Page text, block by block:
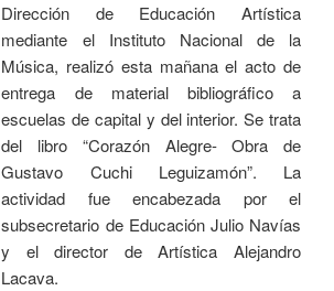
Dirección de Educación Artística
mediante el Instituto Nacional de la
Música, realizó esta mañana el acto de
entrega de material bibliográfico a
escuelas de capital y del interior. Se trata
del libro “Corazón Alegre- Obra de
Gustavo Cuchi Leguizamón”. La
actividad fue encabezada por el
subsecretario de Educación Julio Navías
y el director de Artística Alejandro
Lacava.